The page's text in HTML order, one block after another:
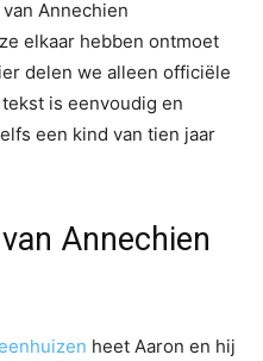
Annechien
elkaar hebben ontmoet
delen we alleen officiële
is eenvoudig en
een kind van tien jaar
Annechien
heet Aaron en hij